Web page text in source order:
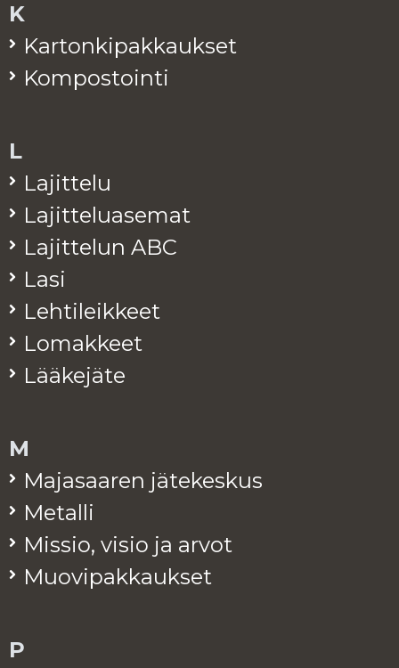
K
Kar­ton­ki­pak­kauk­set
Kom­pos­toin­ti
L
La­jit­te­lu
La­jit­te­lua­se­mat
La­jit­te­lun ABC
Lasi
Leh­ti­leik­keet
Lo­mak­keet
Lää­ke­jä­te
M
Ma­ja­saa­ren jä­te­kes­kus
Me­tal­li
Mis­sio, visio ja arvot
Muo­vi­pak­kauk­set
P